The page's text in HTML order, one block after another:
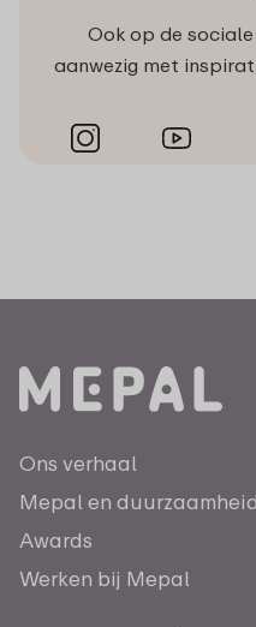
Ook op de
aanwezig met
Ons verhaal
Mepal en duurzaamheid
Awards
Werken bij Mepal